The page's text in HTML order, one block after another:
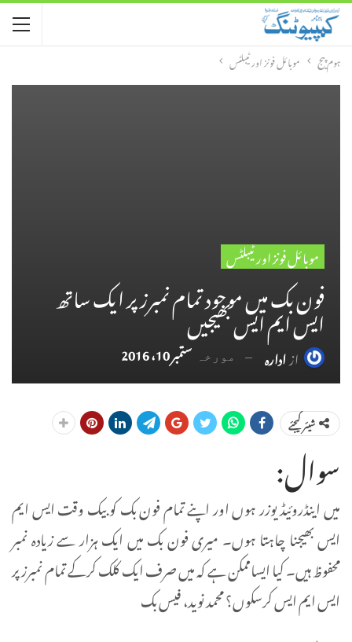
ہوم پیج موبائل فونز اور ٹیبلٹس
موبائل فونز اور ٹیبلٹس
فون بک میں موجود تمام نمبرز پر ایک ساتھ
ایس ایم ایس بھیجیں
ازادارہ مورخہ ستمبر 10، 2016
شیئر کیجئے
سوال:
میں اینڈروئیڈ یوزر ہوں اور اپنے تمام فون بک کو بیک وقت ایس ایم
ایس بھیجنا چاہتا ہوں۔ میری فون بک میں ایک ہزار سے زیادہ نمبر
محفوظ ہیں۔ کیا ایساممکن ہے کہ میں صرف ایک کلک کرکے تمام نمبرز پر
ایس ایم ایس کرسکوں؟ محمد نوید، فیس بک